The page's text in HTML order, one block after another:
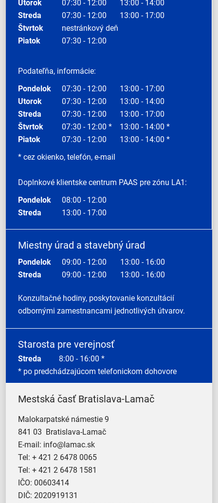
Utorok
07:30 - 12:00
13:00 - 14:00
Streda
07:30 - 12:00
13:00 - 17:00
Štvrtok
nestránkový deň
Piatok
07:30 - 12:00
Podateľňa, informácie:
Pondelok
07:30 - 12:00
13:00 - 17:00
Utorok
07:30 - 12:00
13:00 - 14:00
Streda
07:30 - 12:00
13:00 - 17:00
Štvrtok
07:30 - 12:00 *
13:00 - 14:00 *
Piatok
07:30 - 12:00
13:00 - 14:00 *
* cez okienko, telefón, e-mail
Doplnkové klientske centrum PAAS pre zónu LA1:
Pondelok
08:00 - 12:00
Streda
13:00 - 17:00
Miestny úrad a stavebný úrad
Pondelok 09:00 - 12:00
13:00 - 16:00
Streda
09:00 - 12:00 13:00 - 16:00
Konzultačné hodiny, poskytovanie konzultácií
odbornými zamestnancami jednotlivých útvarov.
Starosta pre verejnosť
Streda 8:00 - 16:00 *
* po predchádzajúcom telefonickom dohovore
Mestská časť Bratislava-Lamač
Malokarpatské námestie 9
841 03 Bratislava-Lamač
E-mail: info@lamac.sk
Tel: + 421 2 6478 0065
Tel: + 421 2 6478 1581
IČO: 00603414
DIČ: 2020919131